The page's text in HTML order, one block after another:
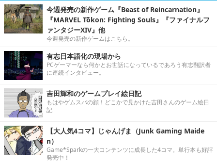
今週発売の新作ゲーム『Beast of Reincarnation』
『MARVEL Tōkon: Fighting Souls』『ファイナルフ
ァンタジーXIV』他
今週発売の新作ゲームはこちら。
有志日本語化の現場から
PCゲーマーなら何かとお世話になっているであろう有志翻訳者
に連続インタビュー。
吉田輝和のゲームプレイ絵日記
もはやゲムスパの顔！どこかで見かけた吉田さんのゲーム絵日
記
【大人気4コマ】じゃんげま（Junk Gaming Maide
n）
Game*Sparkの一大コンテンツに成長した4コマ。単行本も好評
発売中！